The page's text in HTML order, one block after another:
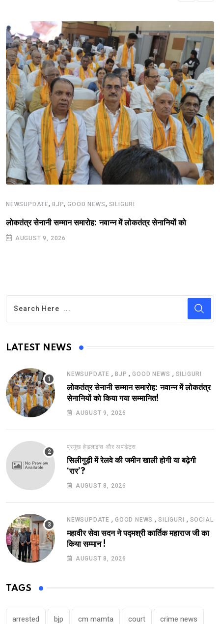
NEWSUPDATE, BJP,GOOD NEWS, SILIGURI
लोकतंत्र सेनानी सम्मान समारोह: नवान्न में लोकतंत्र सेनानियों को
AUGUST 9, 2026
LATEST NEWS
NEWSUPDATE , BJP ,GOOD NEWS , SILIGURI
लोकतंत्र सेनानी सम्मान समारोह: नवान्न में लोकतंत्र
सेनानियों को किया गया सम्मानित!
AUGUST 9, 2026
प्रमुख हेडलाइंस और अपडेट्स
सिलीगुड़ी में रेलवे की जमीन खाली होगी या बढ़ेगी
‘रार’?
AUGUST 8, 2026
NEWSUPDATE , GOOD NEWS ,SILIGURI , SOCIAL
महावीर सेवा सदन ने पद्मश्री कार्तिक महाराज जी का
किया सम्मान !
AUGUST 8, 2026
TAGS
arrested bjp cm mamta court crime news